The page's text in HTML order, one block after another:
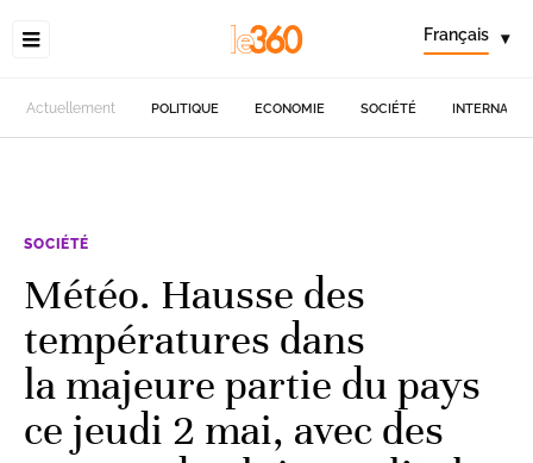
Français ▾
Actuellement POLITIQUE ECONOMIE SOCIÉTÉ
SOCIÉTÉ
Météo. Hausse des
températures dans
la majeure partie du pays
ce jeudi 2 mai, avec des